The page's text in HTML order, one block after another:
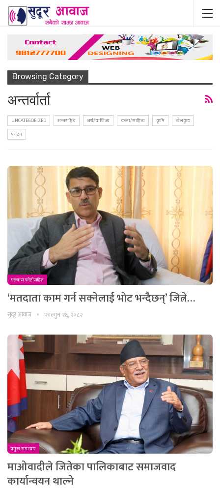
Browsing Category
अन्तर्वार्ता
UNCATEGORIZED अन्तराष्ट्रिय अर्थ/वाणिज्य कला/साहित्य कृषि
खेलकुद
पर्यटन
फ्ल्यास फाेटाेसहित
‘मतदाता काम गर्न सक्नेलाई भाेट भन्दैछन्’ जित्ने…
सुदूर आवाज फाल्गुन १६, २०८२
प्रमुख समाचार
माओवादीले जितेका पालिकाबाट समाजवाद
कार्यान्वयन थाल्ने